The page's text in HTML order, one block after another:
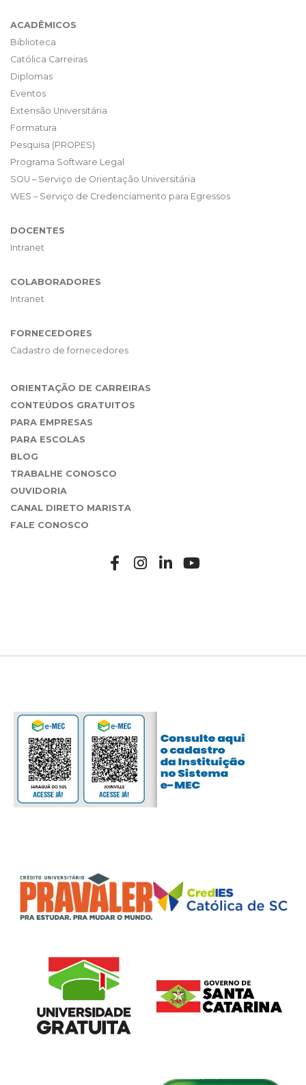
ACADÊMICOS
Biblioteca
Católica Carreiras
Diplomas
Eventos
Extensão Universitária
Formatura
Pesquisa (PROPES)
Programa Software Legal
SOU – Serviço de Orientação Universitária
WES – Serviço de Credenciamento para Egressos
DOCENTES
Intranet
COLABORADORES
Intranet
FORNECEDORES
Cadastro de fornecedores
ORIENTAÇÃO DE CARREIRAS
CONTEÚDOS GRATUITOS
PARA EMPRESAS
PARA ESCOLAS
BLOG
TRABALHE CONOSCO
OUVIDORIA
CANAL DIRETO MARISTA
FALE CONOSCO